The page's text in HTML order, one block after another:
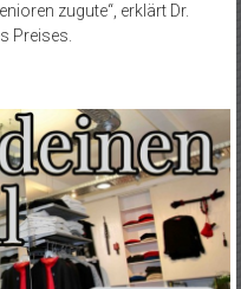
zugute“, erklärt Dr.
Preises.